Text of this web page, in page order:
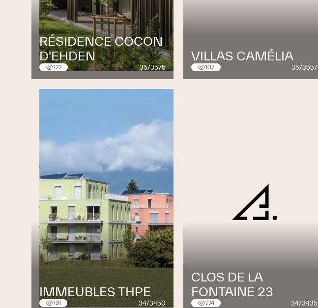
RÉSIDENCE COCON
D'EHDEN
122 35/3575
VILLAS CAMÉLIA
107 35/3557
IMMEUBLES THPE
191 34/3450
CLOS DE LA
FONTAINE 23
274 34/3435